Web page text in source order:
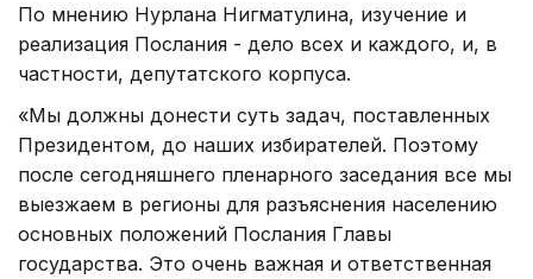
По мнению Нурлана Нигматулина, изучение и
реализация Послания - дело всех и каждого, и, в
частности, депутатского корпуса.
«Мы должны донести суть задач, поставленных
Президентом, до наших избирателей. Поэтому
после сегодняшнего пленарного заседания все мы
выезжаем в регионы для разъяснения населению
основных положений Послания Главы
государства. Это очень важная и ответственная